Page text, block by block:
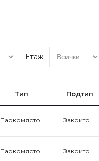
Етаж:
Тип Подтип
Паркомясто Закрито
Паркомясто Закрито